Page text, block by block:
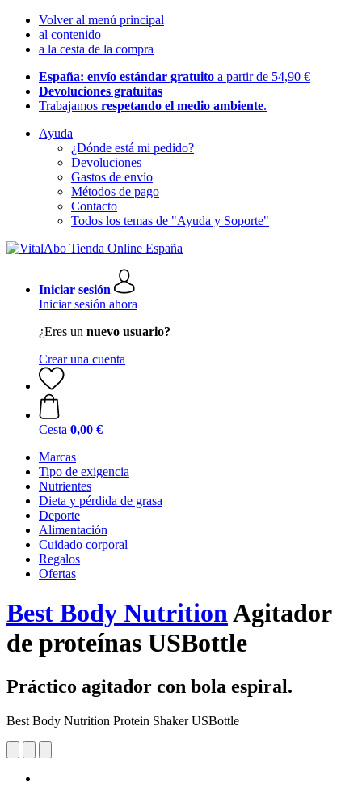
Volver al menú principal
al contenido
a la cesta de la compra
España: envío estándar gratuito a partir de 54,90 €
Devoluciones gratuitas
Trabajamos respetando el medio ambiente.
Ayuda
¿Dónde está mi pedido?
Devoluciones
Gastos de envío
Métodos de pago
Contacto
Todos los temas de "Ayuda y Soporte"
Iniciar sesión
Iniciar sesión ahora
¿Eres un nuevo usuario?
Crear una cuenta
Cesta 0,00 €
Marcas
Tipo de exigencia
Nutrientes
Dieta y pérdida de grasa
Deporte
Alimentación
Cuidado corporal
Regalos
Ofertas
Best Body NutritionAgitador
de proteínas USBottle
Práctico agitador con bola espiral.
Best Body Nutrition Protein Shaker USBottle